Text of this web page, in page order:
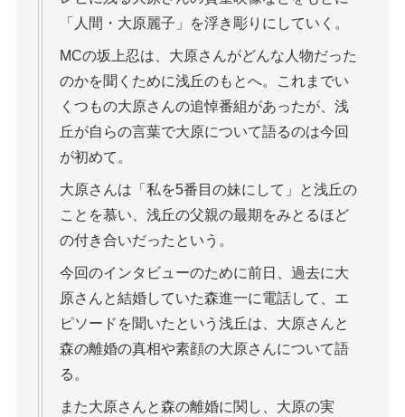
「人間・大原麗子」を浮き彫りにしていく。
MCの坂上忍は、大原さんがどんな人物だった
のかを聞くために浅丘のもとへ。これまでい
くつもの大原さんの追悼番組があったが、浅
丘が自らの言葉で大原について語るのは今回
が初めて。
大原さんは「私を5番目の妹にして」と浅丘の
ことを慕い、浅丘の父親の最期をみとるほど
の付き合いだったという。
今回のインタビューのために前日、過去に大
原さんと結婚していた森進一に電話して、エ
ピソードを聞いたという浅丘は、大原さんと
森の離婚の真相や素顔の大原さんについて語
る。
また大原さんと森の離婚に関し、大原の実